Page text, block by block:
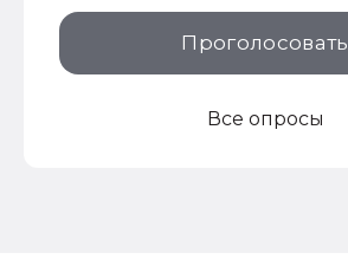
Проголосовать
Все опросы